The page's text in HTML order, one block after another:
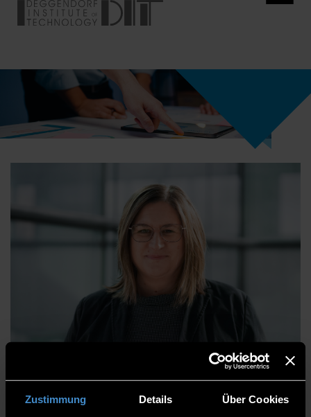
Zustimmung Details Über Cookies
Stefanie Möginger, Dipl.
Betriebswirtin (FH)